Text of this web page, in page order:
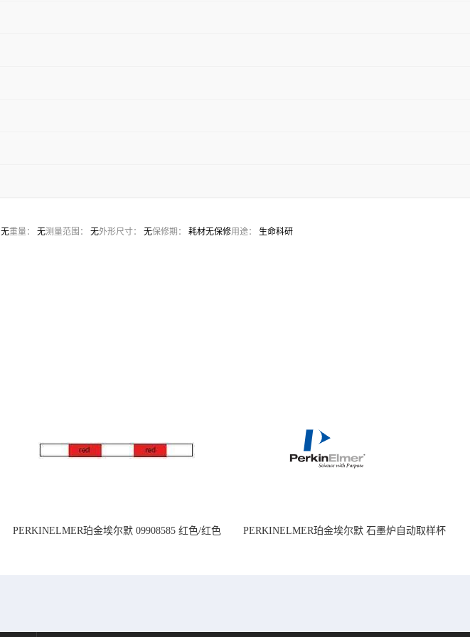
无重量： 无测量范围： 无外形尺寸： 无保修期： 耗材无保修用途： 生命科研
PERKINELMER珀金埃尔默 09908585 红色/红色
PERKINELMER珀金埃尔默 石墨炉自动取样杯